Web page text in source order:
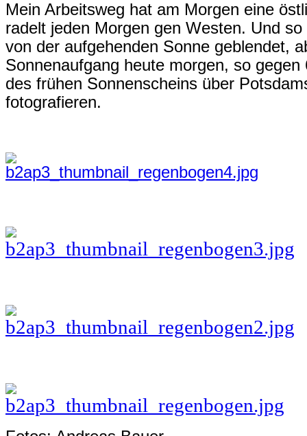
Mein Arbeitsweg hat am Morgen eine
radelt jeden Morgen gen Westen. Und
von der aufgehenden Sonne geblendet,
Sonnenaufgang heute morgen, so
des frühen Sonnenscheins über
fotografieren.